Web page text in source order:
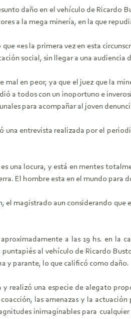
daño en el vehículo de Ricardo
a la mega minería, en la que
«es la primera vez en esta
social, sin llegar a una audiencia
en peor, ya que el juez que la
a todos con un inoportuno e
para acompañar al joven
entrevista realizada por el
una locura, y está en mentes
El hombre esta en el mundo para
magistrado aun considerando
a las 19 hs. en la
al vehículo de Ricardo
y parante, lo que calificó como daño.
realizó una especie de alegato
las amenazas y la
inimaginables para